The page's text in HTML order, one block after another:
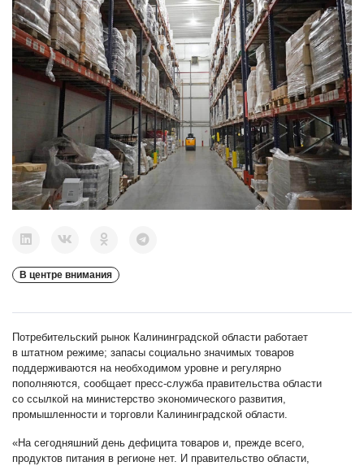
В центре внимания
Потребительский рынок Калининградской области работает
в штатном режиме; запасы социально значимых товаров
поддерживаются на необходимом уровне и регулярно
пополняются, сообщает пресс-служба правительства области
со ссылкой на министерство экономического развития,
промышленности и торговли Калининградской области.
«На сегодняшний день дефицита товаров и, прежде всего,
продуктов питания в регионе нет. И правительство области,